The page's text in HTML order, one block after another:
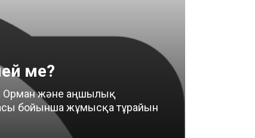
ме?
Орман және аңшылық
бойынша жұмысқа тұрайын